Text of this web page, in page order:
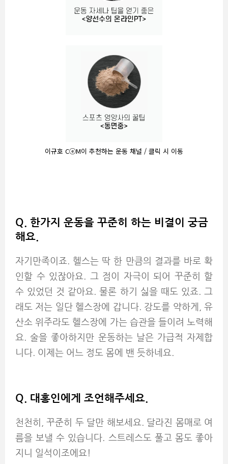
이규호 CⓔM이 추천하는 운동 채널 / 클릭 시 이동
Q. 한가지 운동을 꾸준히 하는 비결이 궁금
해요.
자기만족이죠. 헬스는 딱 한 만큼의 결과를 바로 확
인할 수 있잖아요. 그 점이 자극이 되어 꾸준히 할
수 있었던 것 같아요. 물론 하기 싫을 때도 있죠. 그
래도 저는 일단 헬스장에 갑니다. 강도를 약하게, 유
산소 위주라도 헬스장에 가는 습관을 들이려 노력해
요. 술을 좋아하지만 운동하는 날은 가급적 자제합
니다. 이제는 어느 정도 몸에 밴 듯하네요.
Q. 대홍인에게 조언해주세요.
천천히, 꾸준히 두 달만 해보세요. 달라진 몸매로 여
름을 보낼 수 있습니다. 스트레스도 풀고 몸도 좋아
지니 일석이조에요!